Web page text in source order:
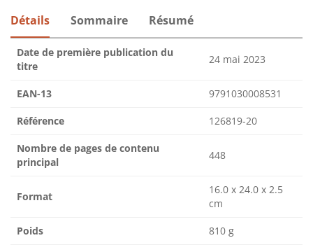
Détails Sommaire Résumé
Date de première publication du
titre
24 mai 2023
EAN-13 9791030008531
Référence 126819-20
Nombre de pages de contenu
principal
448
Format
16.0 x 24.0 x 2.5
cm
Poids 810 g